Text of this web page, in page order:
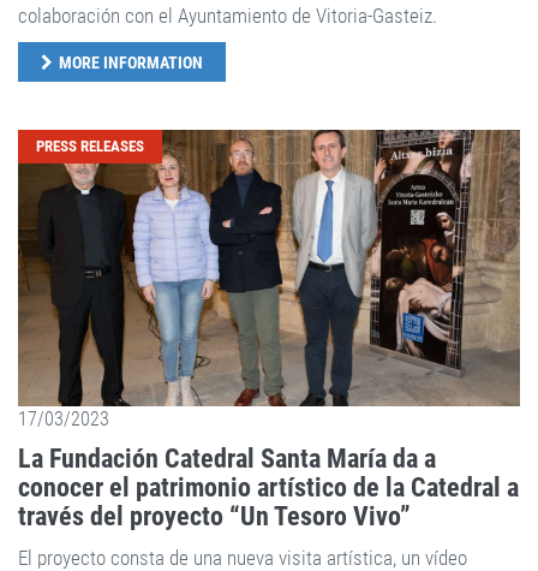
colaboración con el Ayuntamiento de Vitoria-Gasteiz.
MORE INFORMATION
PRESS RELEASES
17/03/2023
La Fundación Catedral Santa María da a
conocer el patrimonio artístico de la Catedral a
través del proyecto “Un Tesoro Vivo”
El proyecto consta de una nueva visita artística, un vídeo